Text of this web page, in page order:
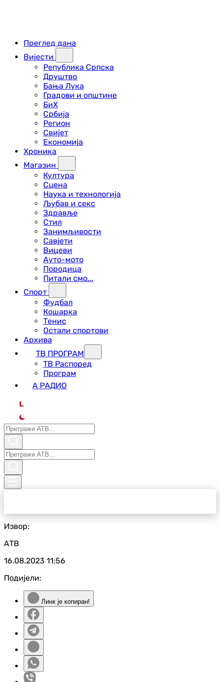
Преглед дана
Вијести
Република Српска
Друштво
Бања Лука
Градови и општине
БиХ
Србија
Регион
Свијет
Економија
Хроника
Магазин
Култура
Сцена
Наука и технологија
Љубав и секс
Здравље
Стил
Занимљивости
Савјети
Вицеви
Ауто-мото
Породица
Питали смо...
Спорт
Фудбал
Кошарка
Тенис
Остали спортови
Архива
ТВ ПРОГРАМ
ТВ Распоред
Програм
А РАДИО
L
Извор:
АТВ
16.08.2023 11:56
Подијели:
Линк је копиран!